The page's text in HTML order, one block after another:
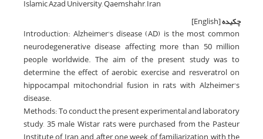
Islamic Azad University, Qaemshahr, Iran
چکیده[English]
Introduction: Alzheimer's disease (AD) is the most common
neurodegenerative disease affecting more than 50 million
people worldwide. The aim of the present study was to
determine the effect of aerobic exercise and resveratrol on
hippocampal mitochondrial fusion in rats with Alzheimer's
disease.
Methods: To conduct the present experimental and laboratory
study, 35 male Wistar rats were purchased from the Pasteur